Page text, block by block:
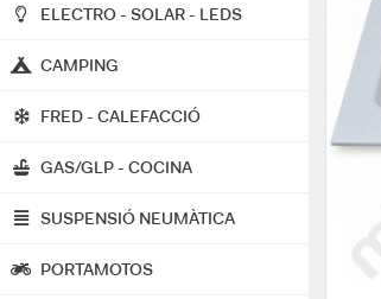
ELECTRO - SOLAR - LEDS
CAMPING
FRED - CALEFACCIÓ
GAS/GLP - COCINA
SUSPENSIÓ NEUMÀTICA
PORTAMOTOS